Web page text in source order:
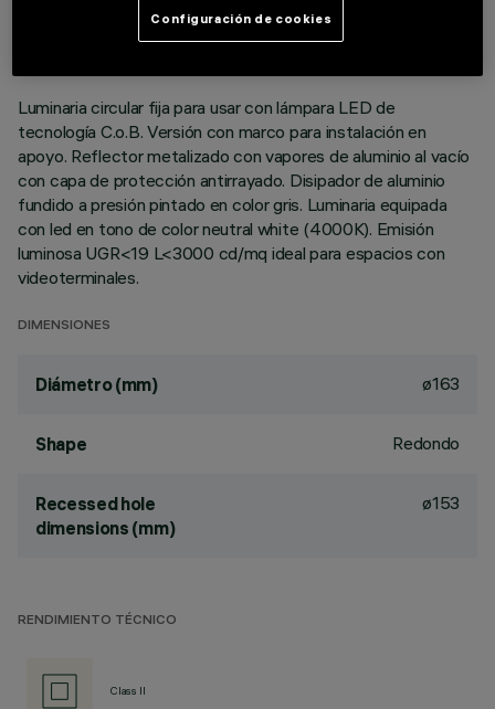
ÚLTIMA ACTUALIZACIÓN: 06/08/2026
Luminaria circular fija para usar con lámpara LED de
tecnología C.o.B. Versión con marco para instalación en
apoyo. Reflector metalizado con vapores de aluminio al vacío
con capa de protección antirrayado. Disipador de aluminio
fundido a presión pintado en color gris. Luminaria equipada
con led en tono de color neutral white (4000K). Emisión
luminosa UGR<19 L<3000 cd/mq ideal para espacios con
videoterminales.
DIMENSIONES
Diámetro (mm) ø163
Shape Redondo
Recessed hole
dimensions (mm)
ø153
RENDIMIENTO TÉCNICO
Class II
Configuración de cookies